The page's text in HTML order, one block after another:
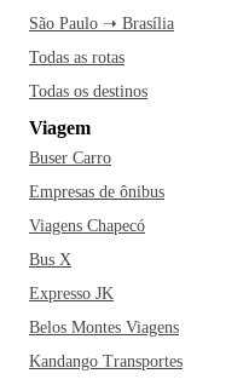
São Paulo ➝ Brasília
Todas as rotas
Todas os destinos
Viagem
Buser Carro
Empresas de ônibus
Viagens Chapecó
Bus X
Expresso JK
Belos Montes Viagens
Kandango Transportes